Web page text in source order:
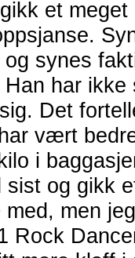
et
synes
har ikke
Det
vært
i
sist og gikk
men
Rock